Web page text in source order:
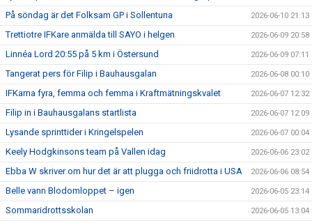
På söndag är det Folksam GP i Sollentuna 2026-06-10 21:13
Trettiotre IFKare anmälda till SAYO i helgen 2026-06-09 20:58
Linnéa Lord 20:55 på 5 km i Östersund 2026-06-09 07:11
Tangerat pers för Filip i Bauhausgalan 2026-06-08 00:10
IFKarna fyra, femma och femma i Kraftmätningskvalet 2026-06-07 12:32
Filip in i Bauhausgalans startlista 2026-06-07 12:09
Lysande sprinttider i Kringelspelen 2026-06-07 00:04
Keely Hodgkinsons team på Vallen idag 2026-06-06 23:02
Ebba W skriver om hur det är att plugga och friidrotta i USA 2026-06-06 08:54
Belle vann Blodomloppet – igen 2026-06-05 23:14
Sommaridrottsskolan 2026-06-05 13:04